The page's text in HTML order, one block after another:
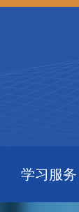
学习服务